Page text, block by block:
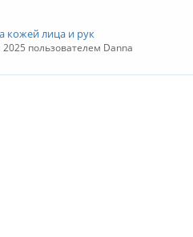
кожей лица и рук
пользователем Danna